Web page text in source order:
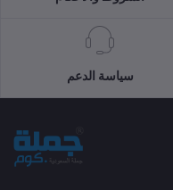
سياسة الدعم